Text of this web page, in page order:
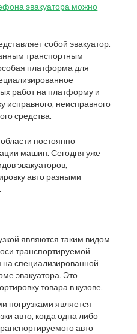
эвакуатора можно
собой эвакуатор.
транспортным
платформа для
работ на платформу и
исправного, неисправного
средства.
постоянно
машин. Сегодня уже
эвакуаторов,
авто разными
являются таким видом
оси транспортируемой
специализированной
эвакуатора. Это
товара в кузове.
погрузками является
авто, когда одна либо
авто